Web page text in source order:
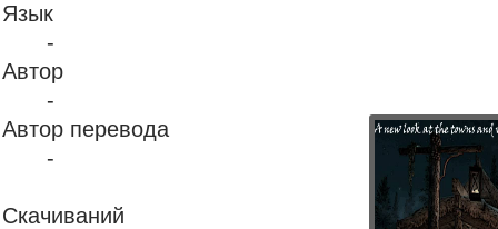
Язык
-
Автор
-
Автор перевода
-
Скачиваний